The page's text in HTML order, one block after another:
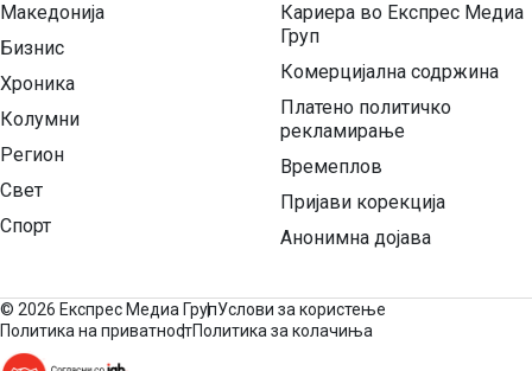
Македонија
Бизнис
Хроника
Колумни
Регион
Свет
Спорт
Кариера во Експрес Медиа
Груп
Комерцијална содржина
Платено политичко
рекламирање
Времеплов
Пријави корекција
Анонимна дојава
© 2026 Експрес Медиа ГрупУслови за користење
Политика на приватностПолитика за колачиња